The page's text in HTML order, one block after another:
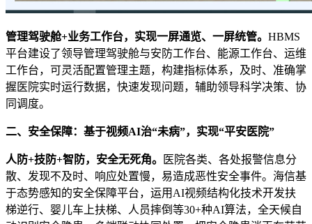
管理驾驶舱+业务工作台，实现一屏通览、一屏统管。 HBMS
平台建设了领导管理驾驶舱与安防工作台、能源工作台、运维
工作台，可灵活配置管理主题，构建指标体系，及时、准确掌
握医院实时运行数据，快速发现问题，辅助领导科学决策、协
同调度。
二、安全保障：基于视频AI治“未病”，实现“平安医院”
人防+技防+智防，安全无死角。
医院各类、各处报警信息分
散、发现不及时、响应处置慢，易造成恶性安全事件。海信基
于态势感知的安全保障平台，运用AI视频结构化技术开发扶
梯逆行、婴儿车上扶梯、人员摔倒等30+种AI算法，全天候自